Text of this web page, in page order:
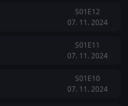
S01E12
07. 11. 2024
S01E11
07. 11. 2024
S01E10
07. 11. 2024